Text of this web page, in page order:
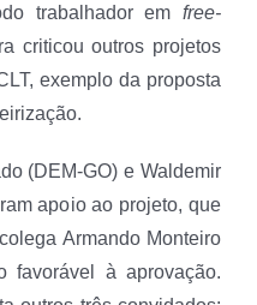
trabalhador em free-
criticou outros projetos
exemplo da proposta
(DEM-GO) e Waldemir
apoio ao projeto, que
Armando Monteiro
favorável à aprovação.